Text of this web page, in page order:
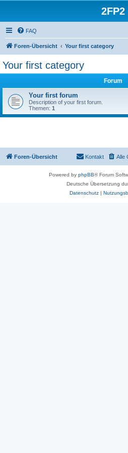
2FP2
FAQ
Foren-Übersicht Your first category
Your first category
Forum
Your first forum
Description of your first forum.
Themen: 1
Foren-Übersicht Alle
Kontakt
Powered by phpBB® Forum
Deutsche Übersetzung
Datenschutz|